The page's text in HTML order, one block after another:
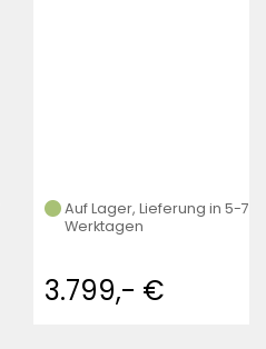
Auf Lager, Lieferung in 5-7
Werktagen
3.799,- €